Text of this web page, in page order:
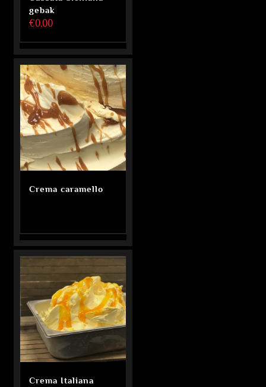
gebak
€0,00
Crema caramello
Crema Italiana